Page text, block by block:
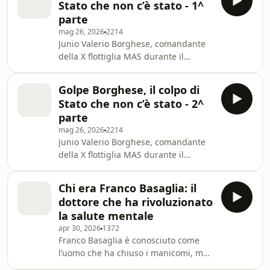
stato protagonista di operazioni
navali temerarie e folgoranti, ma
anche guida della "Decima" che nella
Repubblica Sociale fu responsabile di
torture e fucilazioni ai danni dei
partigiani. La notte tra il 6 e il 7
dicembre
Stato che non c’è stato - 1^
parte
mag 26, 20262214
Junio Valerio Borghese, comandante
della X flottiglia MAS durante il
Soprannominato "il Principe Nero", è
stato protagonista di operazioni
navali temerarie e folgoranti, ma
anche guida della "Decima" che nella
Repubblica Sociale fu responsabile di
torture e fucilazioni ai danni dei
partigiani. La notte tra il 6 e il 7
dicembre
Golpe Borghese, il colpo di
Stato che non c’è stato - 2^
parte
mag 26, 20262214
Junio Valerio Borghese, comandante
della X flottiglia MAS durante il
Soprannominato "il Principe Nero", è
stato protagonista di operazioni
navali temerarie e folgoranti, ma
anche guida della "Decima" che nella
Repubblica Sociale fu responsabile di
torture e fucilazioni ai danni dei
Chi era Franco Basaglia: il
dottore che ha rivoluzionato
la salute mentale
apr 30, 2026 1372
Franco Basaglia è conosciuto come
l’uomo che ha chiuso i manicomi, ma